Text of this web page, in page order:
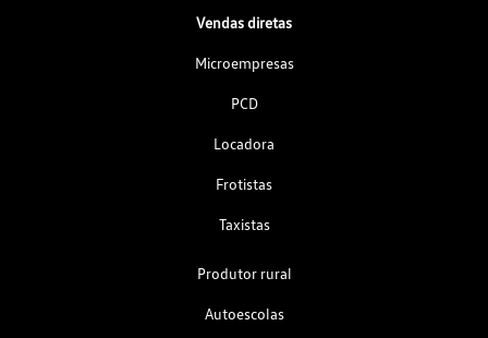
Vendas diretas
Microempresas
PCD
Locadora
Frotistas
Taxistas
Produtor rural
Autoescolas